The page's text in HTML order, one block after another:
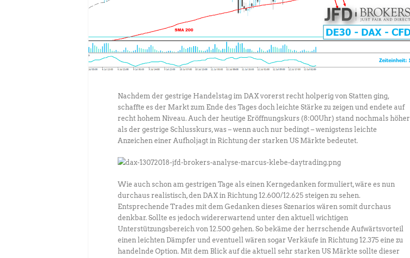
Nachdem der gestrige Handelstag im DAX vorerst recht holperig von Statten ging,
schaffte es der Markt zum Ende des Tages doch leichte Stärke zu zeigen und endete auf
recht hohem Niveau. Auch der heutige Eröffnungskurs (8:00Uhr) stand nochmals höher
als der gestrige Schlusskurs, was – wenn auch nur bedingt – wenigstens leichte
Anzeichen einer Aufholjagt in Richtung der starken US Märkte bedeutet.
Wie auch schon am gestrigen Tage als einen Kerngedanken formuliert, wäre es nun
durchaus realistisch, den DAX in Richtung 12.600/12.625 steigen zu sehen.
Entsprechende Trades mit dem Gedanken dieses Szenarios wären somit durchaus
denkbar. Sollte es jedoch widererwartend unter den aktuell wichtigen
Unterstützungsbereich von 12.500 gehen. So bekäme der herrschende Aufwärtsvorteil
einen leichten Dämpfer und eventuell wären sogar Verkäufe in Richtung 12.375 eine zu
handelnde Option. Mit dem Blick auf die aktuell sehr starken US Märkte sollte dieser